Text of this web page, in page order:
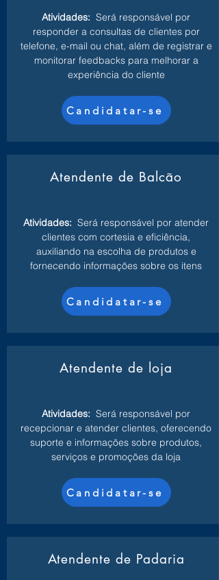
Atividades: Será responsável por
responder a consultas de clientes por
telefone, e-mail ou chat, além de registrar e
monitorar feedbacks para melhorar a
experiência do cliente
Candidatar-se
Atendente de Balcão
Atividades: Será responsável por atender
clientes com cortesia e eficiência,
auxiliando na escolha de produtos e
fornecendo informações sobre os itens
Candidatar-se
Atendente de loja
Atividades: Será responsável por
recepcionar e atender clientes, oferecendo
suporte e informações sobre produtos,
serviços e promoções da loja
Candidatar-se
Atendente de Padaria